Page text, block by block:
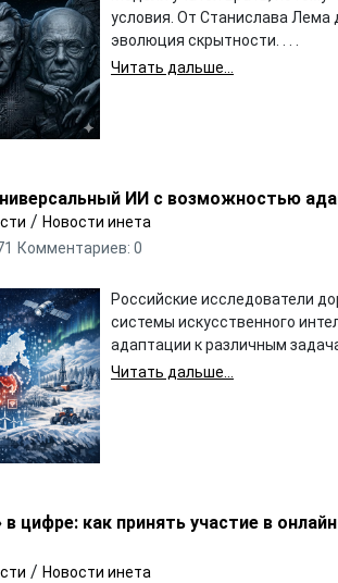
условия. От Станислава Лема
эволюция скрытности. . . .
Читать дальше...
ИИ с возможностью
/ Новости инета
Комментариев: 0
Российские исследователи
системы искусственного
адаптации к различным
Читать дальше...
цифре: как принять участие в
/ Новости инета
формы ФК "Ахмат"